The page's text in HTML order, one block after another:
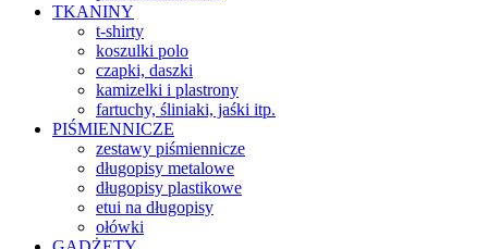
TKANINY
t-shirty
koszulki polo
czapki, daszki
kamizelki i plastrony
fartuchy, śliniaki, jaśki itp.
PIŚMIENNICZE
zestawy piśmiennicze
długopisy metalowe
długopisy plastikowe
etui na długopisy
ołówki